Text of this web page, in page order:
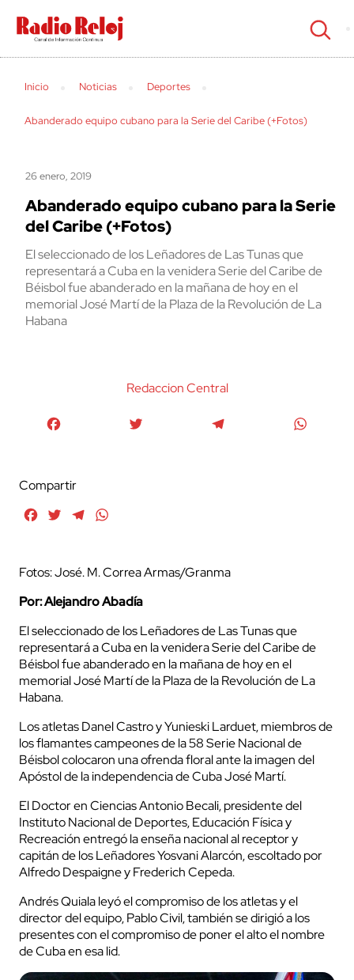
cerrar
Inicio Noticias Deportes
Abanderado equipo cubano para la Serie del Caribe (+Fotos)
26 enero, 2019
Abanderado equipo cubano para la Serie
del Caribe (+Fotos)
El seleccionado de los Leñadores de Las Tunas que
representará a Cuba en la venidera Serie del Caribe de
Béisbol fue abanderado en la mañana de hoy en el
memorial José Martí de la Plaza de la Revolución de La
Habana
Redaccion Central
Compartir
FacebookTwitterTelegram
Fotos: José. M. Correa Armas/Granma
Por: Alejandro Abadía
El seleccionado de los Leñadores de Las Tunas que
representará a Cuba en la venidera Serie del Caribe de
Béisbol fue abanderado en la mañana de hoy en el
memorial José Martí de la Plaza de la Revolución de La
Habana.
Los atletas Danel Castro y Yunieski Larduet, miembros de
los flamantes campeones de la 58 Serie Nacional de
Béisbol colocaron una ofrenda floral ante la imagen del
Apóstol de la independencia de Cuba José Martí.
El Doctor en Ciencias Antonio Becali, presidente del
Instituto Nacional de Deportes, Educación Física y
Recreación entregó la enseña nacional al receptor y
capitán de los Leñadores Yosvani Alarcón, escoltado por
Alfredo Despaigne y Frederich Cepeda.
Andrés Quiala leyó el compromiso de los atletas y el
director del equipo, Pablo Civil, también se dirigió a los
presentes con el compromiso de poner el alto el nombre
de Cuba en esa lid.